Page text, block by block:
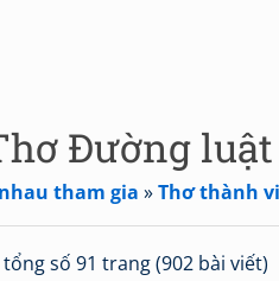
Đường
tham gia »Thơ thành
số 91 trang (902 bài viết)